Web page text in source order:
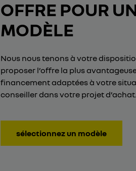
OFFRE POUR
MODÈLE
Nous nous tenons à votre
proposer l’offre la plus
financement adaptées à votre
conseiller dans votre projet d’achat.
sélectionnez un modèle